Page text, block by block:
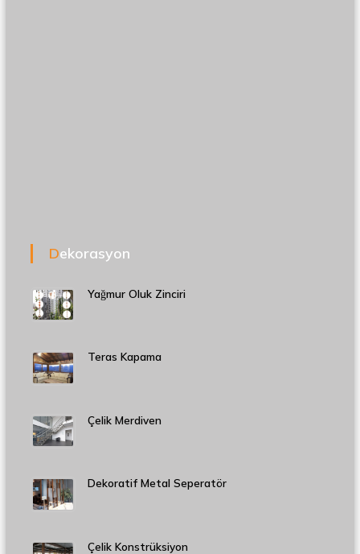
Dekorasyon
Yağmur Oluk Zinciri
Teras Kapama
Çelik Merdiven
Dekoratif Metal Seperatör
Çelik Konstrüksiyon